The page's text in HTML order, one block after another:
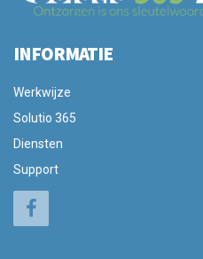
INFORMATIE
Werkwijze
Solutio 365
Diensten
Support